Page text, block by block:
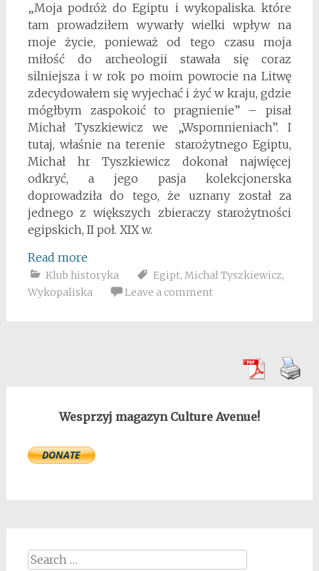
„Moja podróż do Egiptu i wykopaliska. które
tam prowadziłem wywarły wielki wpływ na
moje życie, ponieważ od tego czasu moja
miłość do archeologii stawała się coraz
silniejsza i w rok po moim powrocie na Litwę
zdecydowałem się wyjechać i żyć w kraju, gdzie
mógłbym zaspokoić to pragnienie” – pisał
Michał Tyszkiewicz we „Wspomnieniach”. I
tutaj, właśnie na terenie starożytnego Egiptu,
Michał hr Tyszkiewicz dokonał najwięcej
odkryć, a jego pasja kolekcjonerska
doprowadziła do tego, że uznany został za
jednego z większych zbieraczy starożytności
egipskich, II poł. XIX w.
Read more
Klub historyka Egipt, Michał Tyszkiewicz,
Wykopaliska
Leave a comment
Wesprzyj magazyn Culture Avenue!
Search